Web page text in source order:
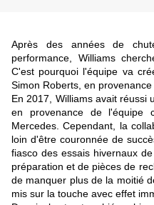
Après des années de
performance, Williams
C'est pourquoi l'équipe va
Simon Roberts, en provenance
En 2017, Williams avait réussi
en provenance de l'équipe
Mercedes. Cependant, la
loin d'être couronnée de
fiasco des essais hivernaux
préparation et de pièces de
de manquer plus de la moitié
mis sur la touche avec effet